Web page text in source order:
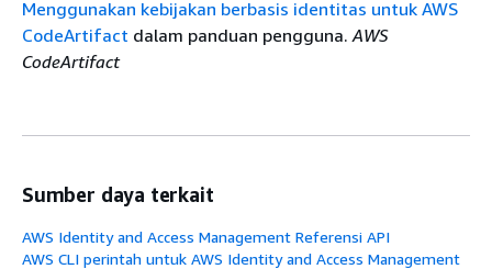
Menggunakan kebijakan berbasis identitas untuk AWS
CodeArtifact dalam panduan pengguna.AWS
CodeArtifact
Sumber daya terkait
AWS Identity and Access Management Referensi API
AWS CLI perintah untuk AWS Identity and Access Management